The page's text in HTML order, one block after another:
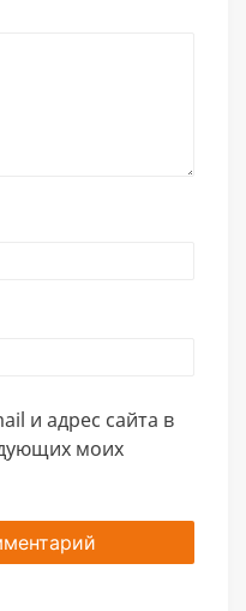
и адрес сайта в
моих